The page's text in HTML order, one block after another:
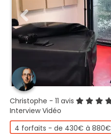
Christophe - 11 avis
Interview Vidéo
4 forfaits - de 430€ à 880€